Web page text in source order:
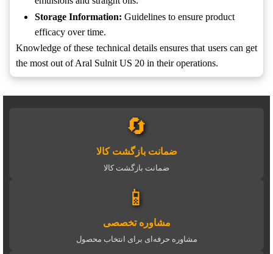
Storage Information: Guidelines to ensure product
efficacy over time.
Knowledge of these technical details ensures that users can get
the most out of Aral Sulnit US 20 in their operations.
🔄
ضمانت بازگشت کالا
ضمانت بازگشت کالا
📱
مشاوره تخصصی
مشاوره حرفه‌ای برای انتخاب محصول